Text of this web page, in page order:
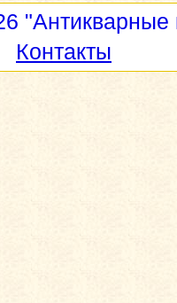
"Антикварные
Контакты